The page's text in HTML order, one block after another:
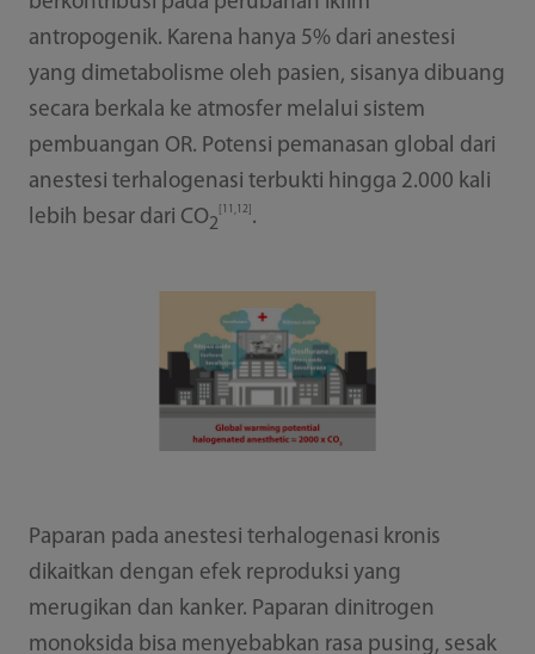
antropogenik. Karena hanya 5% dari anestesi
yang dimetabolisme oleh pasien, sisanya dibuang
secara berkala ke atmosfer melalui sistem
pembuangan OR. Potensi pemanasan global dari
anestesi terhalogenasi terbukti hingga 2.000 kali
lebih besar dari CO2
[11,12] .
Paparan pada anestesi terhalogenasi kronis
dikaitkan dengan efek reproduksi yang
merugikan dan kanker. Paparan dinitrogen
monoksida bisa menyebabkan rasa pusing, sesak